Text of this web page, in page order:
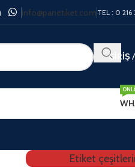
info@panetiket.com TEL : 0
GIRIŞ
Etiket